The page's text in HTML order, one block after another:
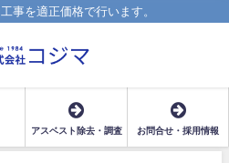
事を適正価格で行います。
アスベスト除去・調査 お問合せ・採用情報